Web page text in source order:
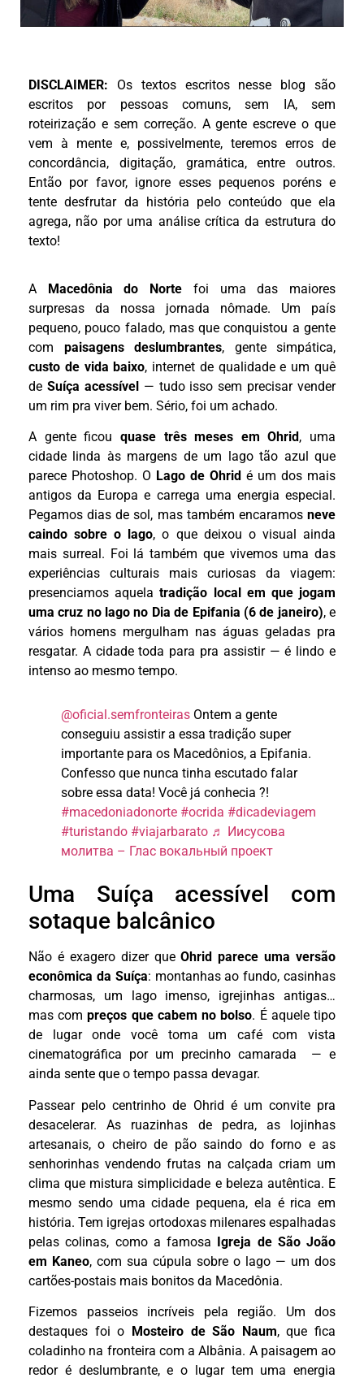
DISCLAIMER: Os textos escritos nesse blog são
escritos por pessoas comuns, sem IA, sem
roteirização e sem correção. A gente escreve o que
vem à mente e, possivelmente, teremos erros de
concordância, digitação, gramática, entre outros.
Então por favor, ignore esses pequenos poréns e
tente desfrutar da história pelo conteúdo que ela
agrega, não por uma análise crítica da estrutura do
texto!
A Macedônia do Norte foi uma das maiores
surpresas da nossa jornada nômade. Um país
pequeno, pouco falado, mas que conquistou a gente
com paisagens deslumbrantes, gente simpática,
custo de vida baixo, internet de qualidade e um quê
de Suíça acessível— tudo isso sem precisar vender
um rim pra viver bem. Sério, foi um achado.
A gente ficou quase três meses em Ohrid, uma
cidade linda às margens de um lago tão azul que
parece Photoshop. O Lago de Ohrid é um dos mais
antigos da Europa e carrega uma energia especial.
Pegamos dias de sol, mas também encaramos neve
caindo sobre o lago, o que deixou o visual ainda
mais surreal. Foi lá também que vivemos uma das
experiências culturais mais curiosas da viagem:
presenciamos aquelatradição local em que jogam
uma cruz no lago no Dia de Epifania (6 de janeiro), e
vários homens mergulham nas águas geladas pra
resgatar. A cidade toda para pra assistir — é lindo e
intenso ao mesmo tempo.
@oficial.semfronteiras Ontem a gente
conseguiu assistir a essa tradição super
importante para os Macedônios, a Epifania.
Confesso que nunca tinha escutado falar
sobre essa data! Você já conhecia ?!
#macedoniadonorte #ocrida #dicadeviagem
#turistando #viajarbarato ♬ Иисусова
молитва – Глас вокальный проект
Uma Suíça acessível com
sotaque balcânico
Não é exagero dizer queOhrid parece uma versão
econômica da Suíça: montanhas ao fundo, casinhas
charmosas, um lago imenso, igrejinhas antigas…
mas compreços que cabem no bolso. É aquele tipo
de lugar onde você toma um café com vista
cinematográfica por um precinho camarada — e
ainda sente que o tempo passa devagar.
Passear pelo centrinho de Ohrid é um convite pra
desacelerar. As ruazinhas de pedra, as lojinhas
artesanais, o cheiro de pão saindo do forno e as
senhorinhas vendendo frutas na calçada criam um
clima que mistura simplicidade e beleza autêntica. E
mesmo sendo uma cidade pequena, ela é rica em
história. Tem igrejas ortodoxas milenares espalhadas
pelas colinas, como a famosa Igreja de São João
em Kaneo, com sua cúpula sobre o lago — um dos
cartões-postais mais bonitos da Macedônia.
Fizemos passeios incríveis pela região. Um dos
destaques foi o
Mosteiro de São Naum, que fica
coladinho na fronteira com a Albânia. A paisagem ao
redor é deslumbrante, e o lugar tem uma energia